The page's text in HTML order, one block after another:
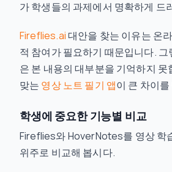
가 학생들의 과제에서 명확하게 드
Fireflies.ai대안을 찾는 이유는 온
적 참여가 필요하기 때문입니다.
은 본 내용의 대부분을 기억하지 못
맞는 영상 노트 필기 앱이 큰 차이
학생에 중요한 기능별 비교
Fireflies와 HoverNotes를 영상 학
위주로 비교해 봅시다.